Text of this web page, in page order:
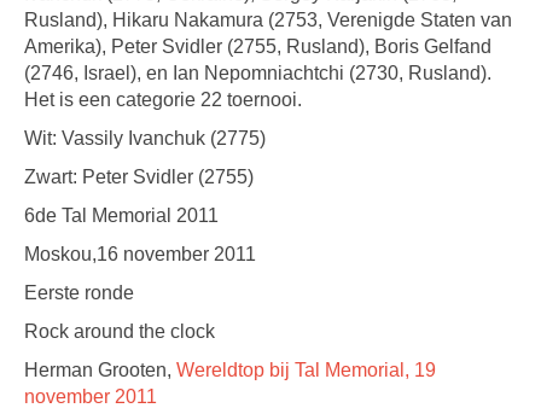
Rusland), Hikaru Nakamura (2753, Verenigde Staten van
Amerika), Peter Svidler (2755, Rusland), Boris Gelfand
(2746, Israel), en Ian Nepomniachtchi (2730, Rusland).
Het is een categorie 22 toernooi.
Wit: Vassily Ivanchuk (2775)
Zwart: Peter Svidler (2755)
6de Tal Memorial 2011
Moskou,16 november 2011
Eerste ronde
Rock around the clock
Herman Grooten, Wereldtop bij Tal Memorial, 19
november 2011